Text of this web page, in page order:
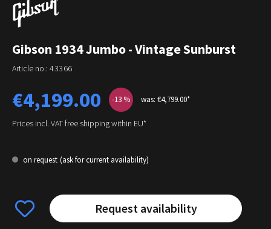
Gibson 1934 Jumbo - Vintage Sunburst
Article no.: 43366
Sale price:
€4,199.00 -13 % was: €4,799.00*
Prices incl. VAT free shipping within EU*
on request (ask for current availability)
Request availability